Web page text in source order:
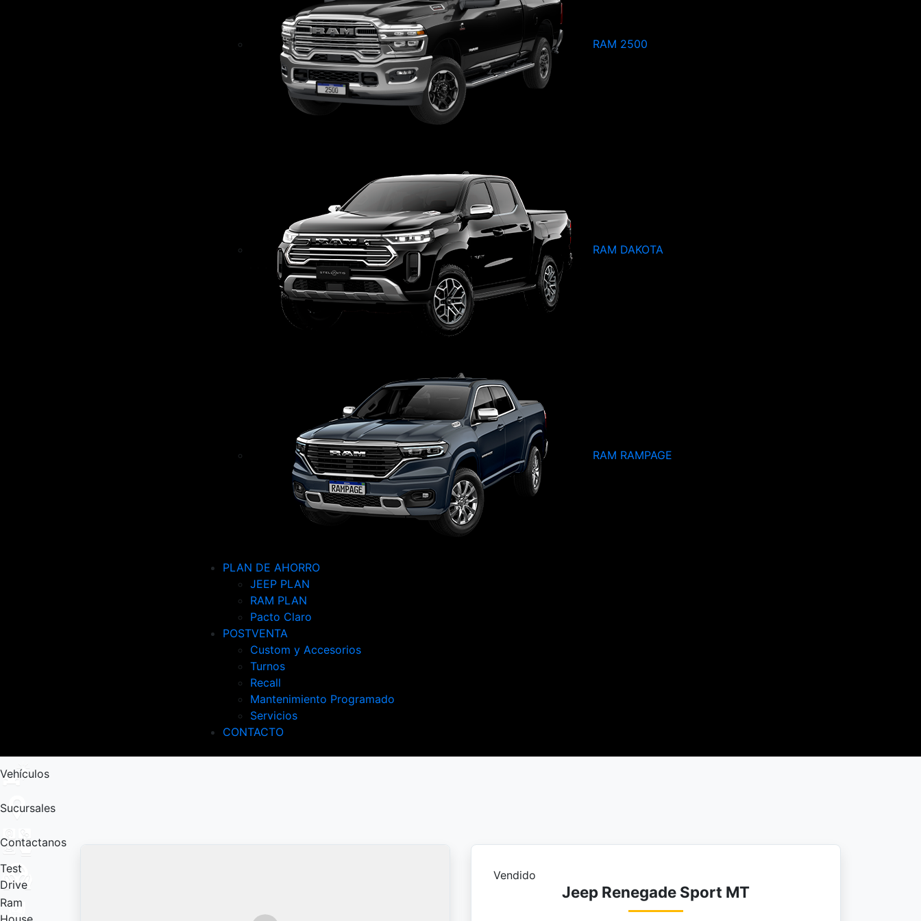
RAM 2500
RAM DAKOTA
RAM RAMPAGE
PLAN DE AHORRO
JEEP PLAN
RAM PLAN
Pacto Claro
POSTVENTA
Custom y Accesorios
Turnos
Recall
Mantenimiento Programado
Servicios
CONTACTO
Vehículos
Sucursales
Contactanos
Test
Drive
Ram
Vendido
Jeep Renegade Sport MT